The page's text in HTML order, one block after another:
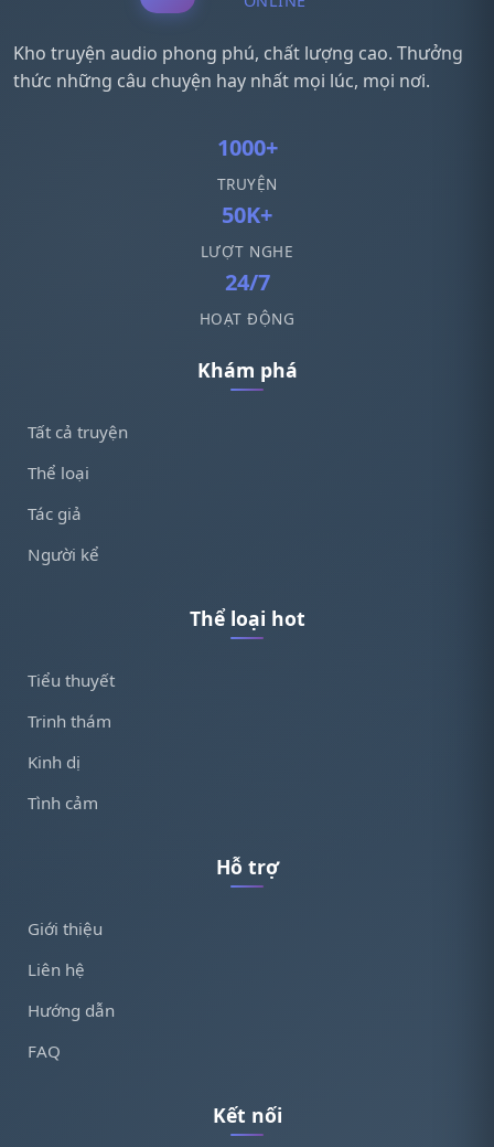
Kho truyện audio phong phú, chất lượng cao. Thưởng
thức những câu chuyện hay nhất mọi lúc, mọi nơi.
1000+
TRUYỆN
50K+
LƯỢT NGHE
24/7
HOẠT ĐỘNG
Khám phá
Tất cả truyện
Thể loại
Tác giả
Người kể
Thể loại hot
Tiểu thuyết
Trinh thám
Kinh dị
Tình cảm
Hỗ trợ
Giới thiệu
Liên hệ
Hướng dẫn
FAQ
Kết nối